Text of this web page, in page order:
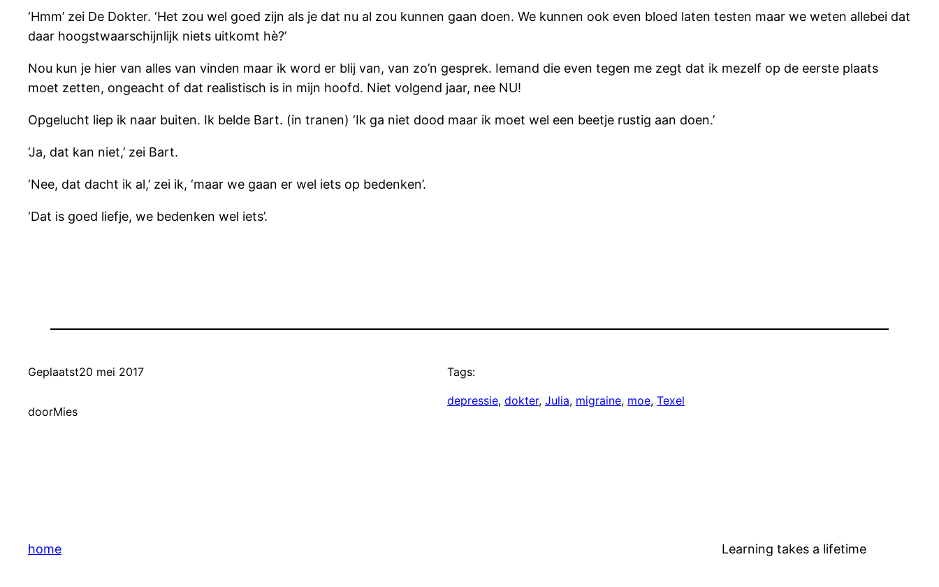
‘Hmm’ zei De Dokter. ‘Het zou wel goed zijn als je dat nu al zou kunnen gaan doen. We kunnen ook even bloed laten testen maar we weten allebei dat
daar hoogstwaarschijnlijk niets uitkomt hè?’
Nou kun je hier van alles van vinden maar ik word er blij van, van zo’n gesprek. Iemand die even tegen me zegt dat ik mezelf op de eerste plaats
moet zetten, ongeacht of dat realistisch is in mijn hoofd. Niet volgend jaar, nee NU!
Opgelucht liep ik naar buiten. Ik belde Bart. (in tranen) ‘Ik ga niet dood maar ik moet wel een beetje rustig aan doen.’
‘Ja, dat kan niet,’ zei Bart.
‘Nee, dat dacht ik al,’ zei ik, ‘maar we gaan er wel iets op bedenken’.
‘Dat is goed liefje, we bedenken wel iets’.
Geplaatst20 mei 2017
doorMies
Tags:
depressie, dokter, Julia, migraine, moe, Texel
home Learning takes a lifetime